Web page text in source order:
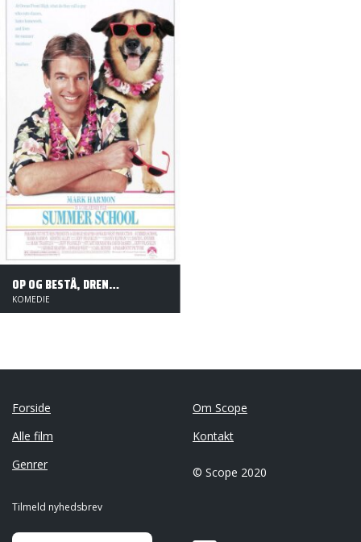
OP OG BESTÅ, DRENGE!
KOMEDIE
Forside
Alle film
Genrer
Om Scope
Kontakt
© Scope 2020
Tilmeld nyhedsbrev